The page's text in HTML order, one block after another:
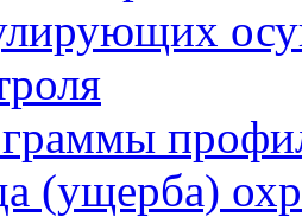
(ущерба)